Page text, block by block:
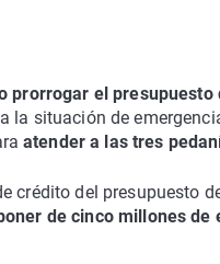
prorrogar el presupuesto
la situación de
atender a las tres
crédito del presupuesto
de cinco millones de